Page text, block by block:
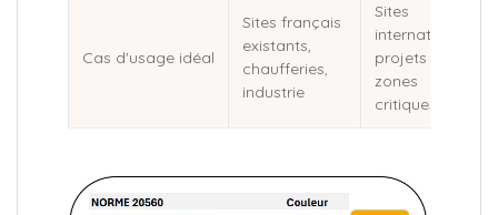
Cas d'usage idéal
Sites français
existants,
chaufferies,
industrie
Sites
internationaux,
projets neufs,
zones
critiques